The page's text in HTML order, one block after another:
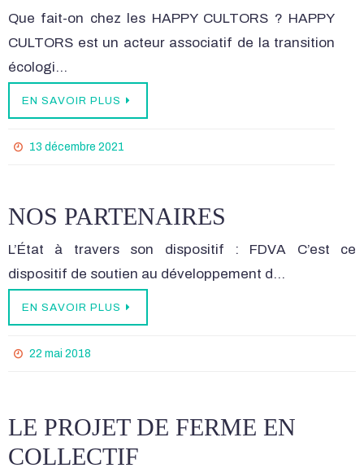
Que fait-on chez les HAPPY CULTORS ? HAPPY
CULTORS est un acteur associatif de la transition
écologi…
EN SAVOIR PLUS
13 décembre 2021
NOS PARTENAIRES
L’État à travers son dispositif : FDVA C’est ce
dispositif de soutien au développement d…
EN SAVOIR PLUS
22 mai 2018
LE PROJET DE FERME EN
COLLECTIF